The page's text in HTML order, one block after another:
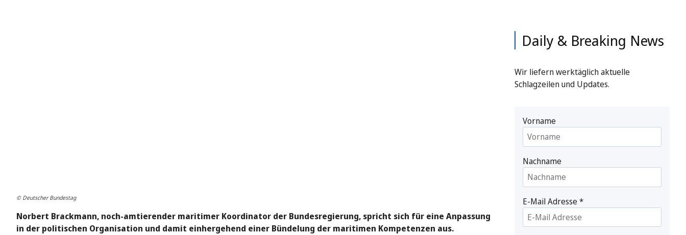
© Deutscher Bundestag
Norbert Brackmann, noch-amtierender maritimer Koordinator der Bundesregierung, spricht sich für eine Anpassung
in der politischen Organisation und damit einhergehend einer Bündelung der maritimen Kompetenzen aus.
Daily & Breaking News
Wir liefern werktäglich aktuelle
Schlagzeilen und Updates.
Vorname
Nachname
E-Mail Adresse*